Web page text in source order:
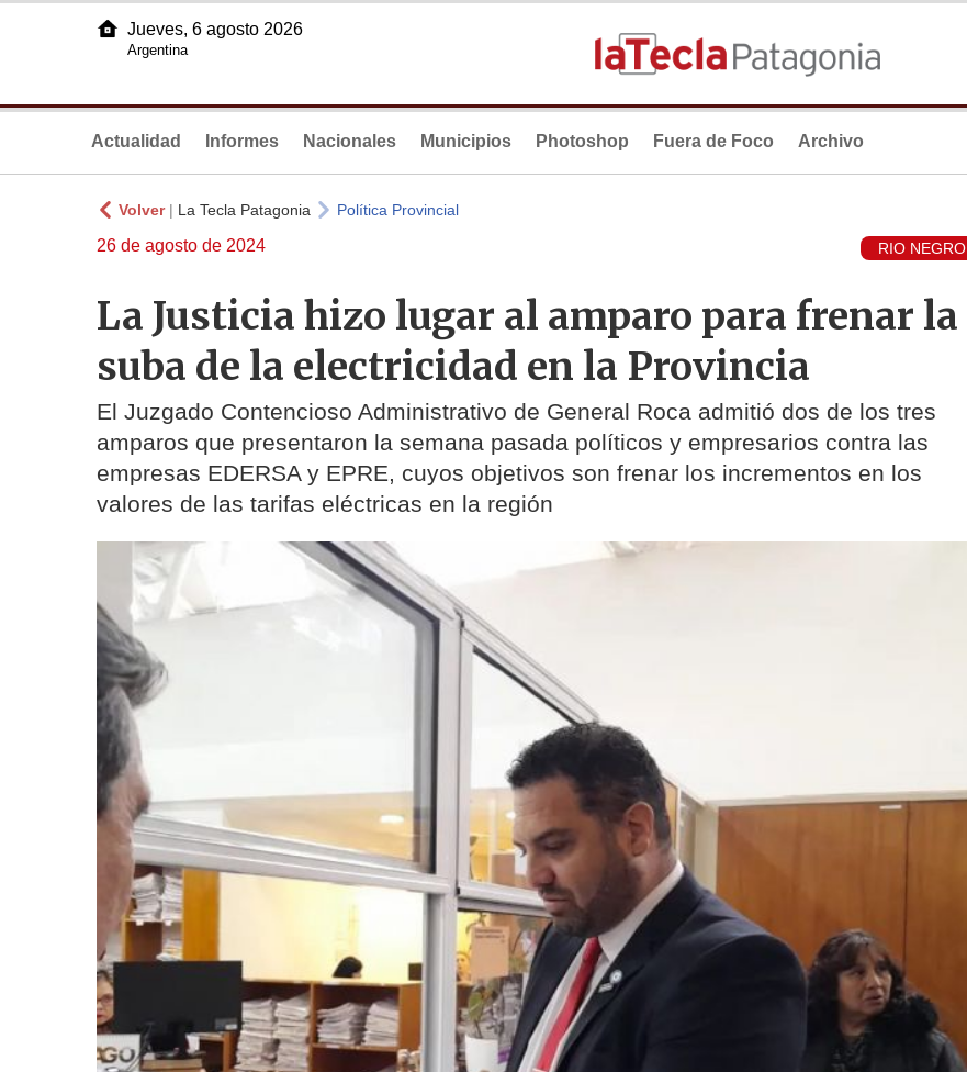
Jueves, 6 agosto 2026
Argentina
Actualidad Informes Nacionales Municipios Photoshop Fuera de Foco Archivo
Volver| La Tecla Patagonia Política Provincial
26 de agosto de 2024 RIO NEGRO
La Justicia hizo lugar al amparo para frenar la
suba de la electricidad en la Provincia
El Juzgado Contencioso Administrativo de General Roca admitió dos de los tres
amparos que presentaron la semana pasada políticos y empresarios contra las
empresas EDERSA y EPRE, cuyos objetivos son frenar los incrementos en los
valores de las tarifas eléctricas en la región